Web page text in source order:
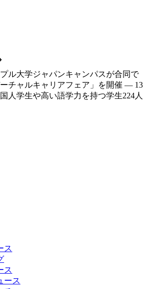
プル大学ジャパンキャンパスが合同で
ーチャルキャリアフェア」を開催 — 13
人学生や高い語学力を持つ学生224人
ス
ス
ース